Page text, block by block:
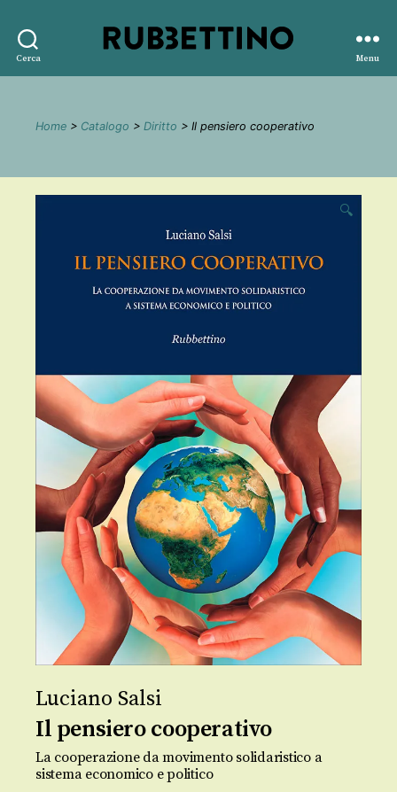
Cerca
editore
Menu
Home > Catalogo > Diritto > Il pensiero cooperativo
🔍
Luciano Salsi
Il pensiero cooperativo
La cooperazione da movimento solidaristico a
sistema economico e politico